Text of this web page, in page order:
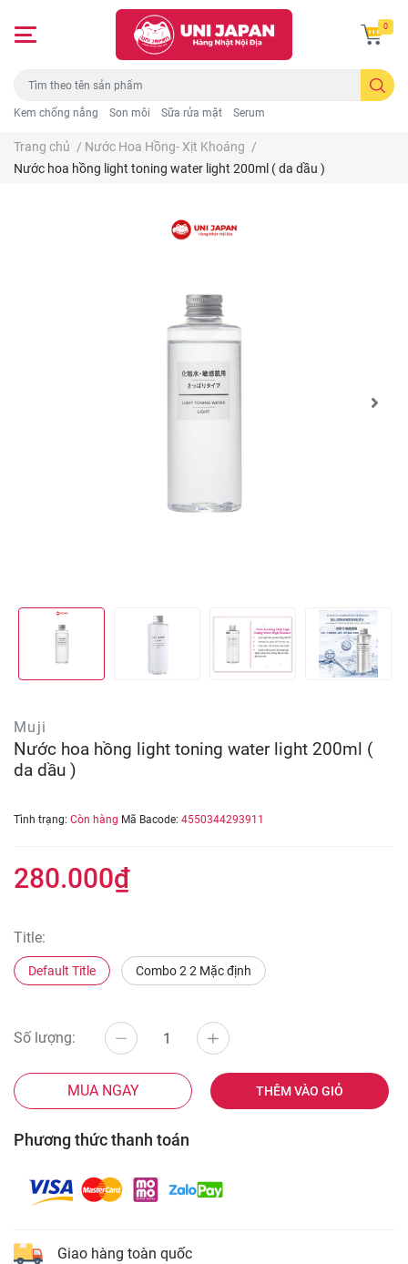
Kem chống nắng Son môi Sữa rửa mặt Serum
0
Trang chủ / Nước Hoa Hồng- Xịt Khoáng /
Nước hoa hồng light toning water light 200ml ( da dầu )
Muji
Nước hoa hồng light toning water light 200ml (
da dầu )
Tình trạng: Còn hàng Mã Bacode: 4550344293911
280.000₫
Title:
Default Title Combo 2 2 Mặc định
Số lượng:
MUA NGAY THÊM VÀO GIỎ
Phương thức thanh toán
Giao hàng toàn quốc